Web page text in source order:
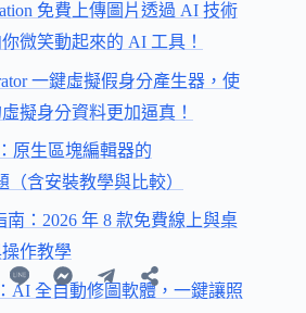
免費上傳圖片透過 AI 技術
微笑動起來的 AI 工具！
一鍵虛擬假身分產生器，使
擬身分資料更加逼真！
原生區塊編輯器的
（含安裝教學與比較）
南：2026 年 8 款免費線上與桌
作教學
AI 全自動修圖軟體，一鍵讓照